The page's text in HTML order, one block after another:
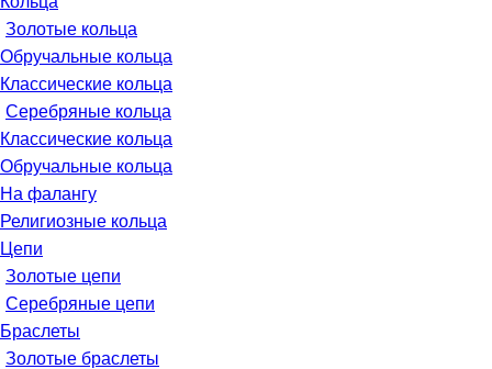
Золотые кольца
Обручальные кольца
Классические кольца
Серебряные кольца
Классические кольца
Обручальные кольца
На фалангу
Религиозные кольца
Цепи
Золотые цепи
Серебряные цепи
Браслеты
Золотые браслеты